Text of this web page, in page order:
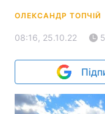
ОЛЕКСАНДР ТОПЧІЙ
08:16, 25.10.22